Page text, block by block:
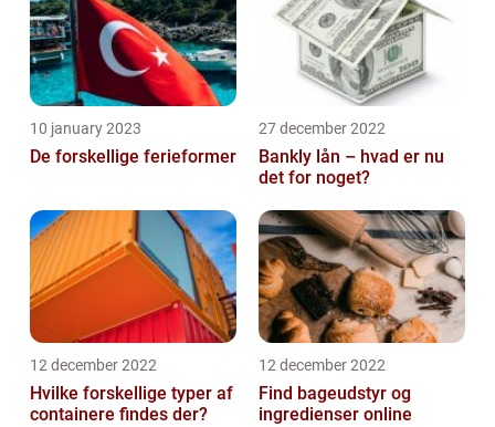
10 january 2023
De forskellige ferieformer
27 december 2022
Bankly lån – hvad er nu
det for noget?
12 december 2022
Hvilke forskellige typer af
containere findes der?
12 december 2022
Find bageudstyr og
ingredienser online